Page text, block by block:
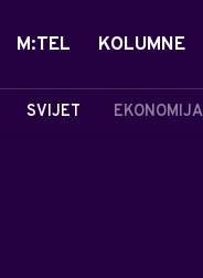
SVIJET EKONOMIJA
M:TEL KOLUMNE